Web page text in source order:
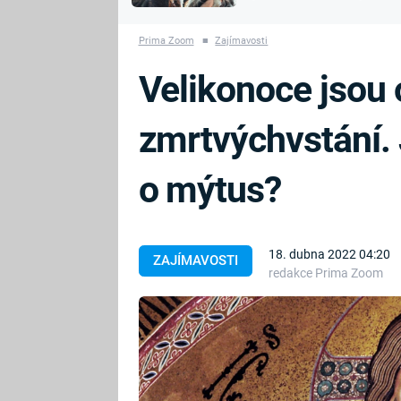
PRVNÍ SVĚTOVÁ
BRITSKÁ
KRÁLOVSKÁ
RODINA
Prima Zoom ■ Zajímavosti
ZAJÍMAVOSTI
18. dubna 2022 04:20
redakce Prima Zoom
Velikonoce jsou
zmrtvýchvstání.
o mýtus?